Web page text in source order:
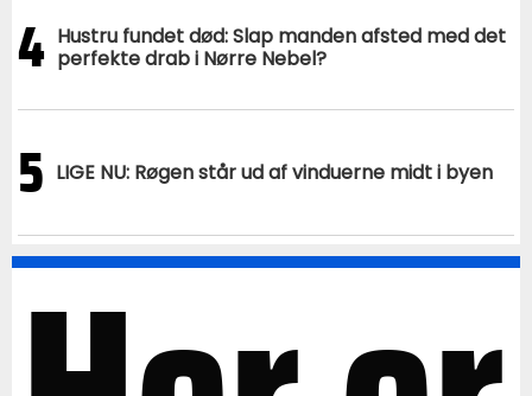
4 Hustru fundet død: Slap manden afsted med det
perfekte drab i Nørre Nebel?
5 LIGE NU: Røgen står ud af vinduerne midt i byen